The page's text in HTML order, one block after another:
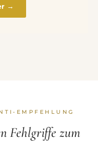
→
EMPFEHLUNG
Fehlgriffe zum